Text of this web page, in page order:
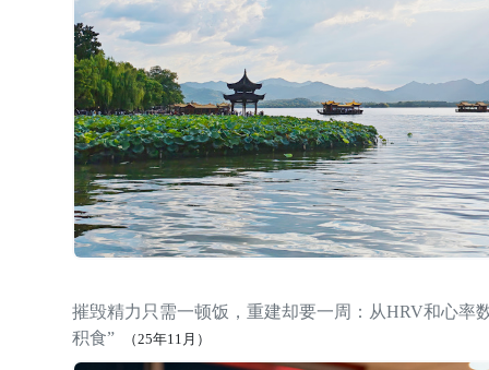
摧毁精力只需一顿饭，重建却要一周：从HRV和心率
积食”
（25年11月）